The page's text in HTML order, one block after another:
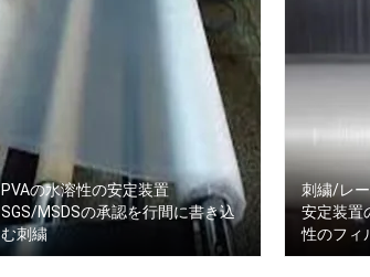
PVAの水溶性の安定装置
SGS/MSDSの承認を行間に書き込
む刺繍
刺繍/レ
安定装置
性のフィ